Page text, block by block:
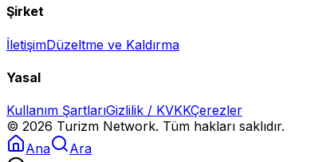
Şirket
İletişimDüzeltme ve Kaldırma
Yasal
Kullanım ŞartlarıGizlilik / KVKKÇerezler
© 2026 Turizm Network. Tüm hakları saklıdır.
Ana
Ara